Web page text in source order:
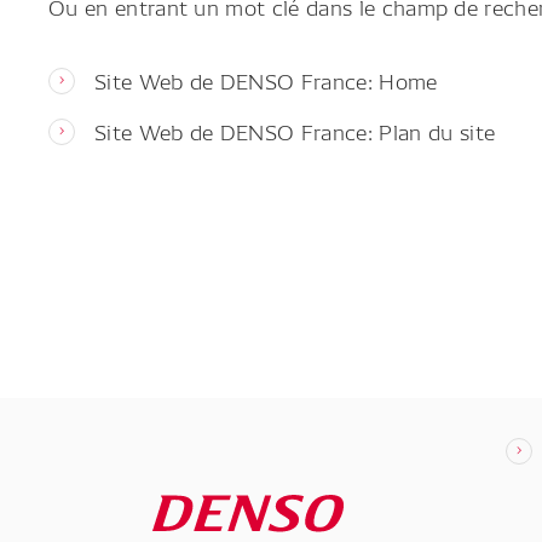
Site Web de DENSO France: Home
Site Web de DENSO France: Plan du site